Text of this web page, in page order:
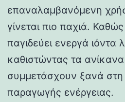
επαναλαμβανόμενη
γίνεται πιο παχιά.
παγιδεύει ενεργά ιόντα
καθιστώντας τα
συμμετάσχουν ξανά στη
παραγωγής ενέργειας.